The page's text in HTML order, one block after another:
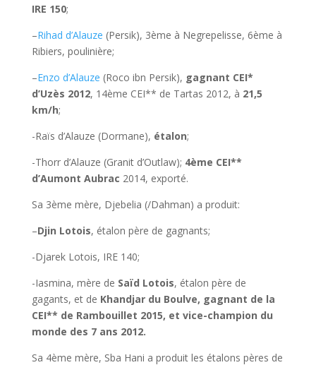
IRE 150;
–Rihad d’Alauze (Persik), 3ème à Negrepelisse, 6ème à
Ribiers, poulinière;
–Enzo d’Alauze (Roco ibn Persik), gagnant CEI*
d’Uzès 2012, 14ème CEI** de Tartas 2012, à 21,5
km/h;
-Raïs d’Alauze (Dormane), étalon;
-Thorr d’Alauze (Granit d’Outlaw); 4ème CEI**
d’Aumont Aubrac 2014, exporté.
Sa 3ème mère, Djebelia (/Dahman) a produit:
–Djin Lotois, étalon père de gagnants;
-Djarek Lotois, IRE 140;
-Iasmina, mère de Saïd Lotois, étalon père de
gagants, et de Khandjar du Boulve, gagnant de la
CEI** de Rambouillet 2015, et vice-champion du
monde des 7 ans 2012.
Sa 4ème mère, Sba Hani a produit les étalons pères de